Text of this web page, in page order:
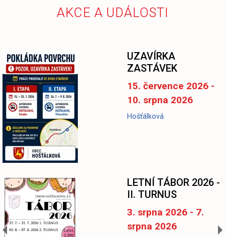
AKCE A UDÁLOSTI
UZAVÍRKA
ZASTÁVEK
15. července 2026 -
10. srpna 2026
Hošťálková
LETNÍ TÁBOR 2026 -
II. TURNUS
3. srpna 2026 - 7.
srpna 2026